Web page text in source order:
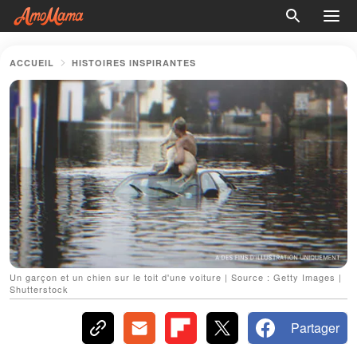
ACCUEIL HISTOIRES INSPIRANTES
Un garçon et un chien sur le toit d'une voiture | Source : Getty Images |
Shutterstock
Partager